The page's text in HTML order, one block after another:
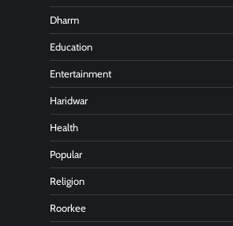
Dharm
Education
Entertainment
Haridwar
Health
Popular
Religion
Roorkee